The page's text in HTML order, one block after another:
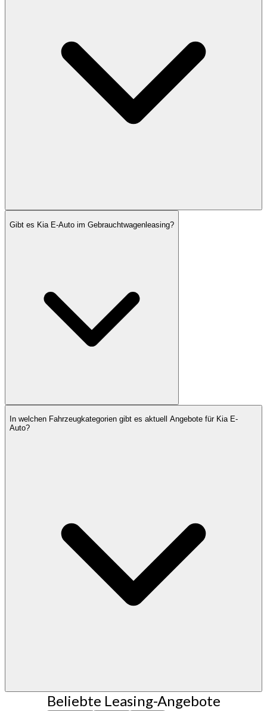
Gibt es Kia E-Auto im Gebrauchtwagenleasing?
In welchen Fahrzeugkategorien gibt es aktuell Angebote für Kia E-
Auto?
Beliebte Leasing-Angebote